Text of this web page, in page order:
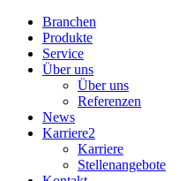
Branchen
Produkte
Service
Über uns
Über uns
Referenzen
News
Karriere2
Karriere
Stellenangebote